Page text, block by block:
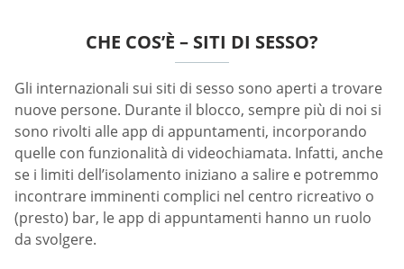
CHE COS’È – SITI DI SESSO?
Gli internazionali sui siti di sesso sono aperti a trovare
nuove persone. Durante il blocco, sempre più di noi si
sono rivolti alle app di appuntamenti, incorporando
quelle con funzionalità di videochiamata. Infatti, anche
se i limiti dell’isolamento iniziano a salire e potremmo
incontrare imminenti complici nel centro ricreativo o
(presto) bar, le app di appuntamenti hanno un ruolo
da svolgere.